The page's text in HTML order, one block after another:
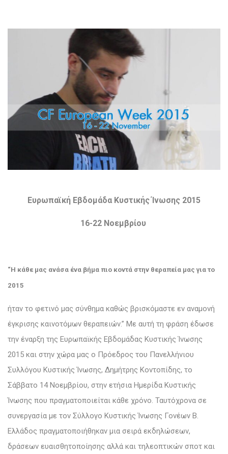
Ευρωπαϊκή Εβδομάδα Κυστικής Ίνωσης 2015
16-22 Νοεμβρίου
“Η κάθε μας ανάσα ένα βήμα πιο κοντά στην θεραπεία μας για το
2015
ήταν το φετινό μας σύνθημα καθώς βρισκόμαστε εν αναμονή
έγκρισης καινοτόμων θεραπειών.” Με αυτή τη φράση έδωσε
την έναρξη της Ευρωπαϊκής Εβδομάδας Κυστικής Ίνωσης
2015 και στην χώρα μας ο Πρόεδρος του Πανελλήνιου
Συλλόγου Κυστικής Ίνωσης, Δημήτρης Κοντoπίδης, το
Σάββατο 14 Νοεμβρίου, στην ετήσια Ημερίδα Κυστικής
Ίνωσης που πραγματοποιείται κάθε χρόνο. Ταυτόχρονα σε
συνεργασία με τον Σύλλογο Κυστικής Ίνωσης Γονέων Β.
Ελλάδος πραγματοποιήθηκαν μια σειρά εκδηλώσεων,
δράσεων ευαισθητοποίησης αλλά και τηλεοπτικών σποτ και